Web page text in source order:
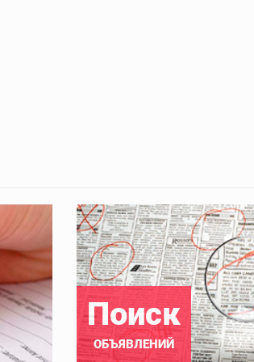
Поиск
ОБЪЯВЛЕНИЙ